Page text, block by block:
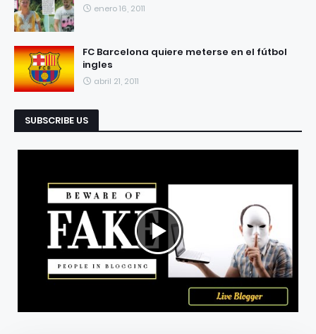
enero 16, 2011
FC Barcelona quiere meterse en el fútbol
ingles
abril 21, 2011
SUBSCRIBE US